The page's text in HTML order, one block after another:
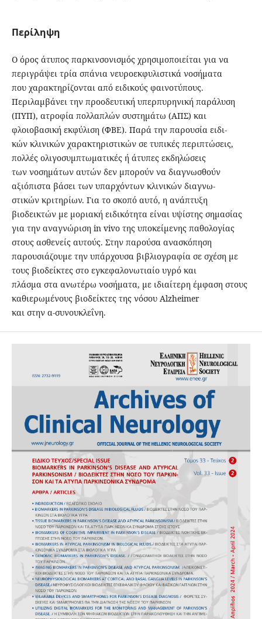
Περίληψη
Ο όρος άτυπος παρκινσονισμός χρησιμοποιείται για να
περιγράψει τρία σπάνια νευροεκφυλιστικά νοσήματα
που χαρακτηρίζονται από ειδικούς φαινοτύπους.
Περιλαμβάνει την προοδευτική υπερπυρηνική παράλυση
(ΠΥΠ), ατροφία πολλαπλών συστημάτω (ΑΠΣ) και
φλοιοβασική εκφύλιση (ΦΒΕ). Παρά την παρουσία ειδι-
κών κλινικών χαρακτηριστικών σε τυπικές περιπτώσεις,
πολλές ολιγοσυμπτωματικές ή άτυπες εκδηλώσεις
των νοσημάτων αυτών δεν μπορούν να διαγνωσθούν
αξιόπιστα βάσει των υπαρχόντων κλινικών διαγνω-
στικών κριτηρίων. Για το σκοπό αυτό, η ανάπτυξη
βιοδεικτών με μοριακή ειδικότητα είναι υψίστης σημασίας
για την αναγνώριση in vivo της υποκείμενης παθολογίας
στους ασθενείς αυτούς. Στην παρούσα ανασκόπηση
παρουσιάζουμε την υπάρχουσα βιβλιογραφία σε σχέση με
τους βιοδείκτες στο εγκεφαλονωτιαίο υγρό και
πλάσμα στα ανωτέρω νοσήματα, με ιδιαίτερη έμφαση στους
καθιερωμένους βιοδείκτες της νόσου Alzheimer
και στην α-συνουκλεΐνη.